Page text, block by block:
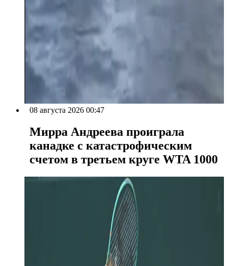
08 августа 2026 00:47
Мирра Андреева проиграла
канадке с катастрофическим
счетом в третьем круге WTA 1000